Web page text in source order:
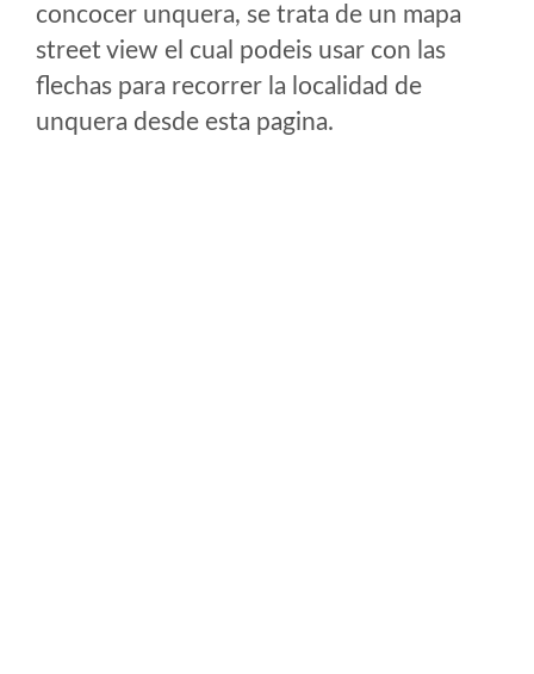
concocer unquera, se trata de un mapa
street view el cual podeis usar con las
flechas para recorrer la localidad de
unquera desde esta pagina.